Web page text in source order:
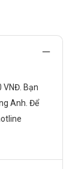
các bất thường
4mg
phần
thuốc.
VNĐ. Bạn
Anh. Để